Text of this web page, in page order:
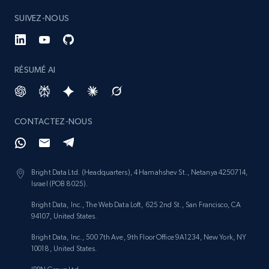
991+
URL, Title, Rating, Reviews, Initial price, Final
eCommerce
988+
Ikea - Products
SUIVEZ-NOUS
RÉSUMÉ AI
CONTACTEZ-NOUS
Bright Data Ltd. (Headquarters), 4 Hamahshev St., Netanya 4250714,
Israel (POB 8025).
Bright Data, Inc., The Web Data Loft, 625 2nd St., San Francisco, CA
94107, United States.
Bright Data, Inc., 500 7th Ave, 9th Floor Office 9A1234, New York, NY
10018, United States.